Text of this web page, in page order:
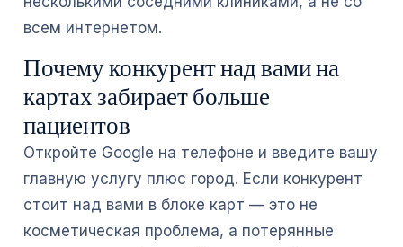
всем интернетом.
Почему конкурент над вами на
картах забирает больше
пациентов
Откройте Google на телефоне и введите вашу
главную услугу плюс город. Если конкурент
стоит над вами в блоке карт — это не
косметическая проблема, а потерянные